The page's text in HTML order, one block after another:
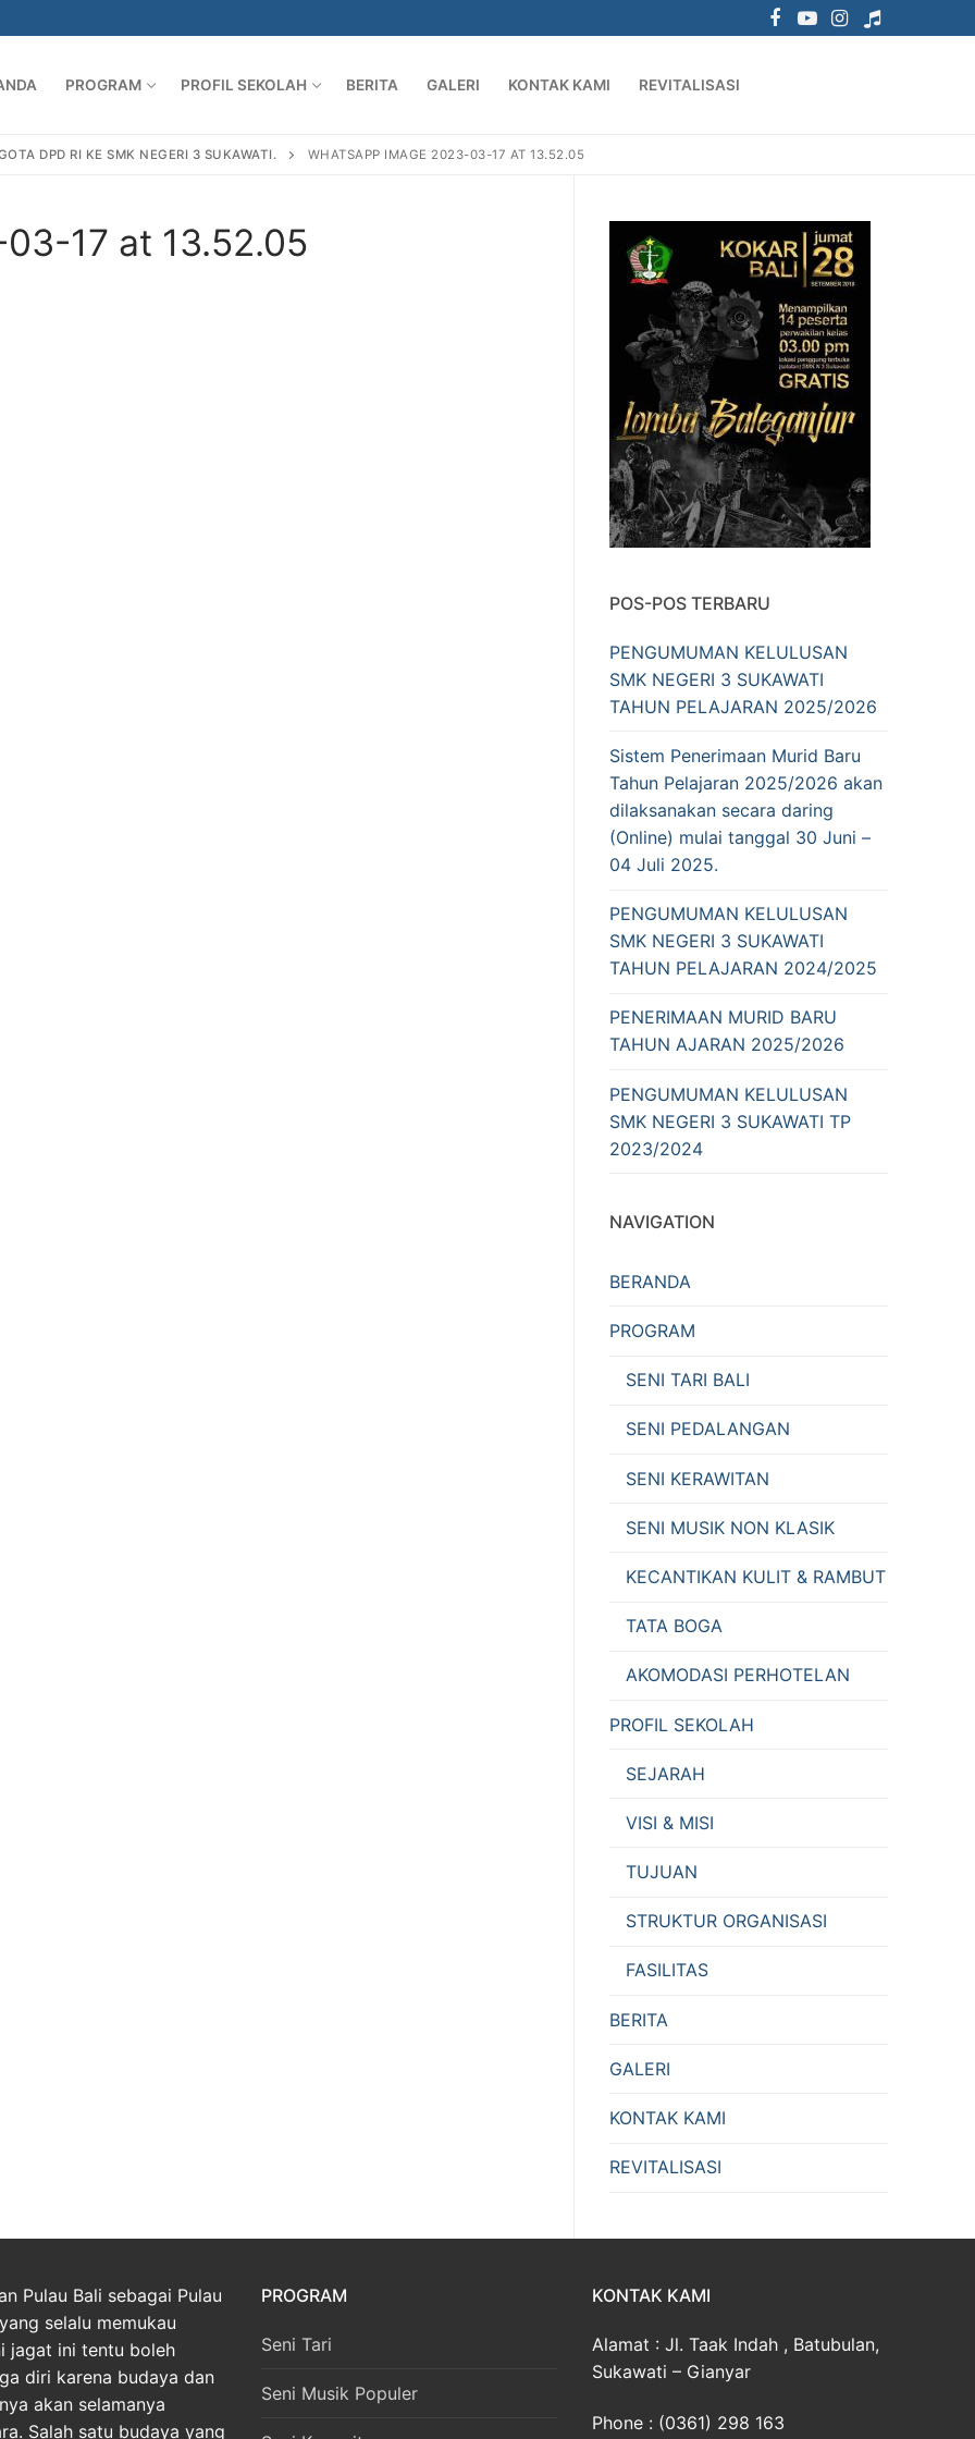
PROGRAM PROFIL SEKOLAH BERITA GALERI KONTAK KAMI REVITALISASI
KLASIK
DPD RI KE SMK NEGERI 3 SUKAWATI. WHATSAPP IMAGE 2023-03-17 AT 13.52.05
17 at 13.52.05
POS-POS TERBARU
PENGUMUMAN KELULUSAN
SMK NEGERI 3 SUKAWATI
TAHUN PELAJARAN 2025/2026
Sistem Penerimaan Murid Baru
Tahun Pelajaran 2025/2026 akan
dilaksanakan secara daring
(Online) mulai tanggal 30 Juni –
04 Juli 2025.
PENGUMUMAN KELULUSAN
SMK NEGERI 3 SUKAWATI
TAHUN PELAJARAN 2024/2025
PENERIMAAN MURID BARU
TAHUN AJARAN 2025/2026
PENGUMUMAN KELULUSAN
SMK NEGERI 3 SUKAWATI TP
2023/2024
NAVIGATION
BERANDA
PROGRAM
SENI TARI BALI
SENI PEDALANGAN
SENI KERAWITAN
SENI MUSIK NON KLASIK
KECANTIKAN KULIT & RAMBUT
TATA BOGA
AKOMODASI PERHOTELAN
PROFIL SEKOLAH
SEJARAH
VISI & MISI
TUJUAN
STRUKTUR ORGANISASI
FASILITAS
BERITA
GALERI
KONTAK KAMI
REVITALISASI
Pulau Bali sebagai Pulau
selalu memukau
jagat ini tentu boleh
diri karena budaya dan
akan selamanya
Salah satu budaya yang
PROGRAM
Seni Tari
Seni Musik Populer
KONTAK KAMI
Alamat : Jl. Taak Indah , Batubulan,
Sukawati – Gianyar
Phone : (0361) 298 163